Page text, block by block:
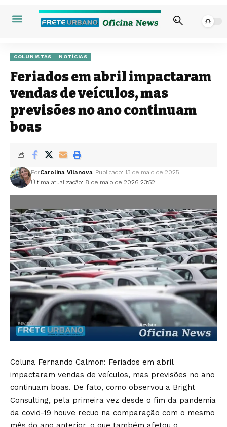
COLUNISTAS NOTÍCIAS
Feriados em abril impactaram
vendas de veículos, mas
previsões no ano continuam
boas
Última atualização: 8 de maio de 2026 23:52
PorCarolina Vilanova Publicado: 13 de maio de 2025
Coluna Fernando Calmon: Feriados em abril
impactaram vendas de veículos, mas previsões no ano
continuam boas. De fato, como observou a Bright
Consulting, pela primeira vez desde o fim da pandemia
da covid-19 houve recuo na comparação com o mesmo